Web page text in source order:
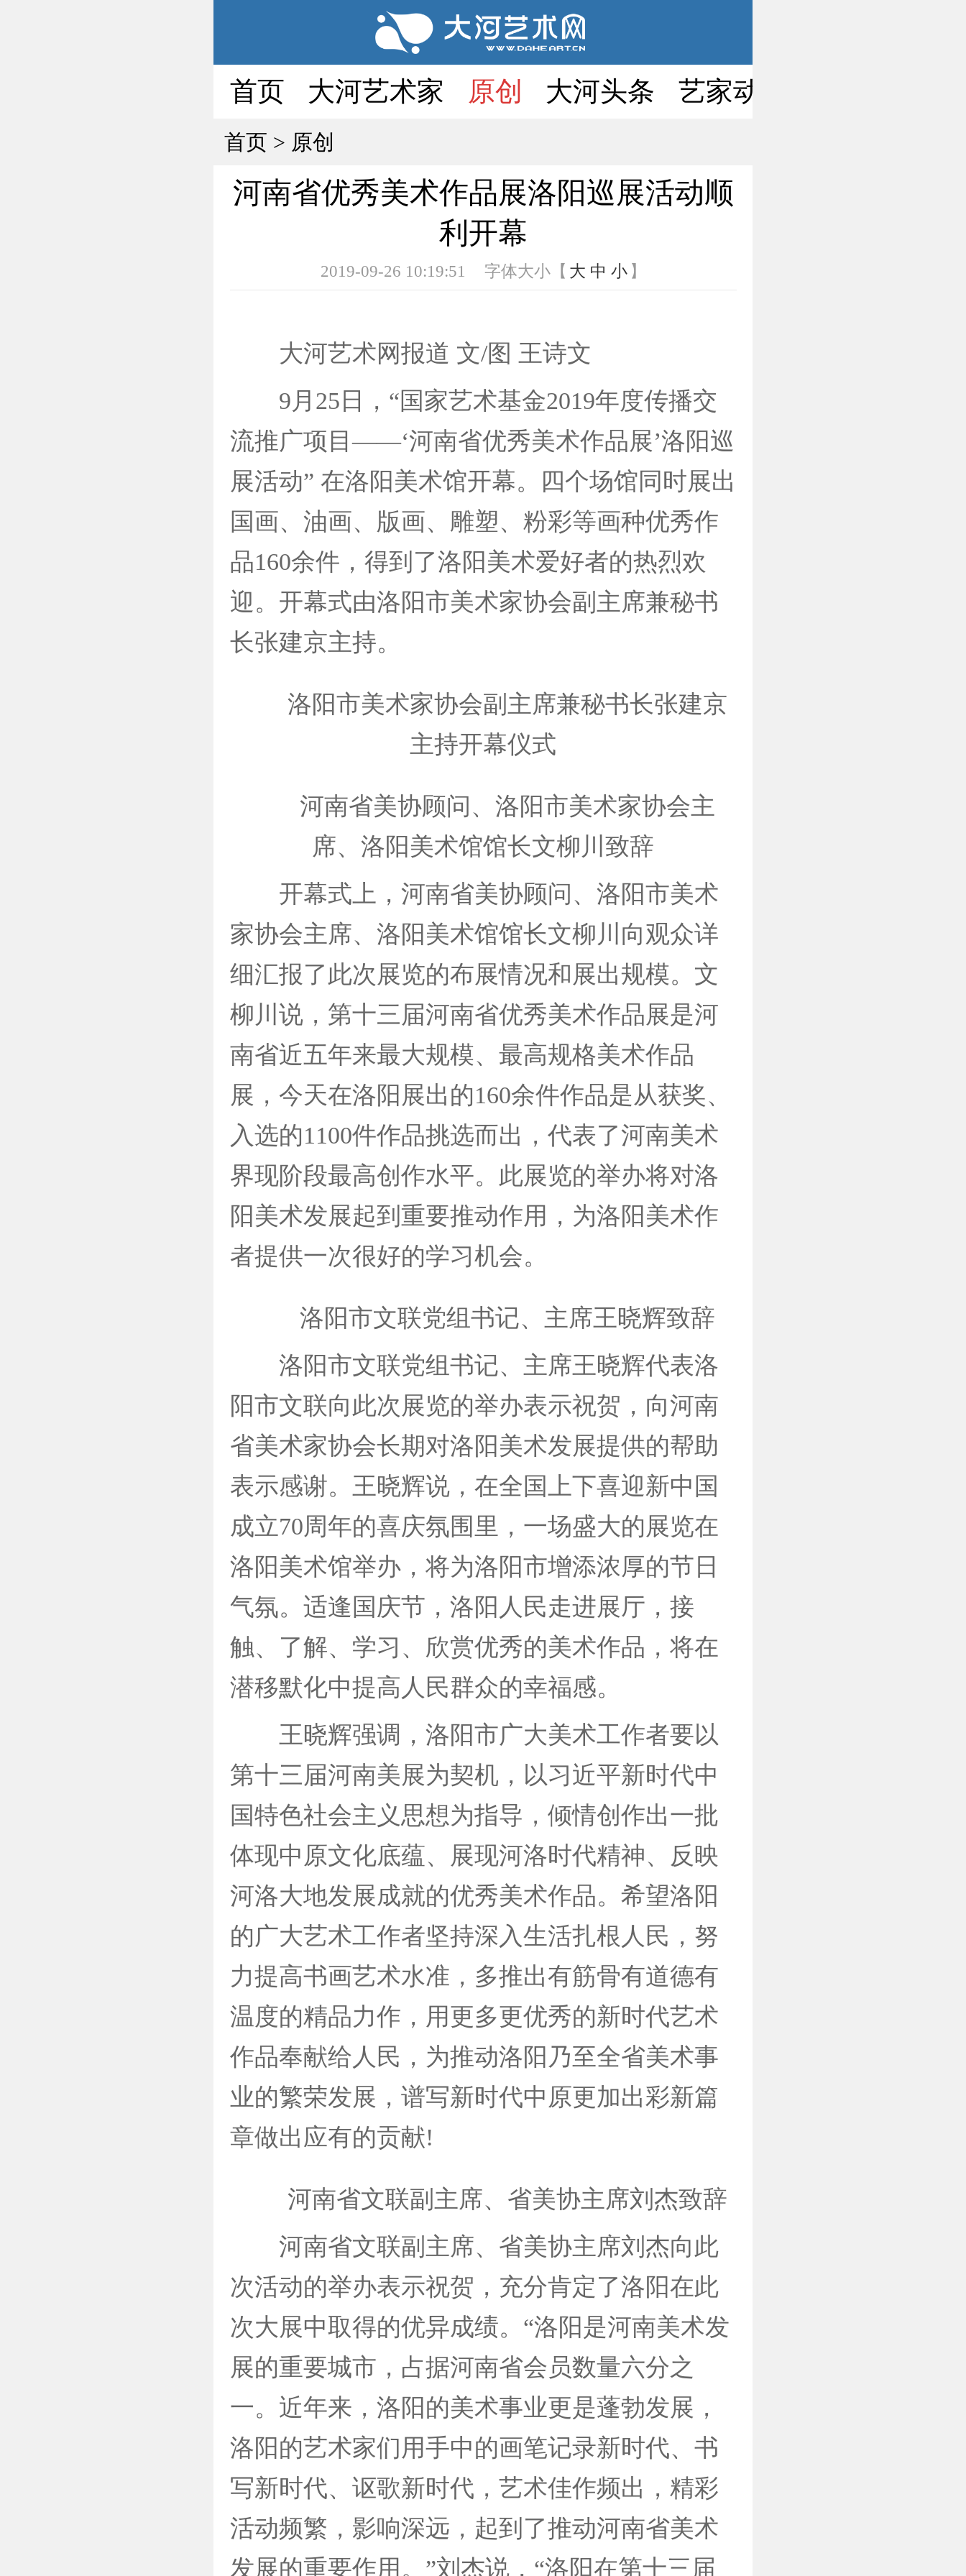
首页 大河艺术家 原创 大河头条 艺家动态
首页 > 原创
河南省优秀美术作品展洛阳巡展活动顺
利开幕
2019-09-26 10:19:51 字体大小【 大 中 小 】
大河艺术网报道 文/图 王诗文
9月25日，“国家艺术基金2019年度传播交
流推广项目——‘河南省优秀美术作品展’洛阳巡
展活动” 在洛阳美术馆开幕。四个场馆同时展出
国画、油画、版画、雕塑、粉彩等画种优秀作
品160余件，得到了洛阳美术爱好者的热烈欢
迎。开幕式由洛阳市美术家协会副主席兼秘书
长张建京主持。
洛阳市美术家协会副主席兼秘书长张建京
主持开幕仪式
河南省美协顾问、洛阳市美术家协会主
席、洛阳美术馆馆长文柳川致辞
开幕式上，河南省美协顾问、洛阳市美术
家协会主席、洛阳美术馆馆长文柳川向观众详
细汇报了此次展览的布展情况和展出规模。文
柳川说，第十三届河南省优秀美术作品展是河
南省近五年来最大规模、最高规格美术作品
展，今天在洛阳展出的160余件作品是从获奖、
入选的1100件作品挑选而出，代表了河南美术
界现阶段最高创作水平。此展览的举办将对洛
阳美术发展起到重要推动作用，为洛阳美术作
者提供一次很好的学习机会。
洛阳市文联党组书记、主席王晓辉致辞
洛阳市文联党组书记、主席王晓辉代表洛
阳市文联向此次展览的举办表示祝贺，向河南
省美术家协会长期对洛阳美术发展提供的帮助
表示感谢。王晓辉说，在全国上下喜迎新中国
成立70周年的喜庆氛围里，一场盛大的展览在
洛阳美术馆举办，将为洛阳市增添浓厚的节日
气氛。适逢国庆节，洛阳人民走进展厅，接
触、了解、学习、欣赏优秀的美术作品，将在
潜移默化中提高人民群众的幸福感。
王晓辉强调，洛阳市广大美术工作者要以
第十三届河南美展为契机，以习近平新时代中
国特色社会主义思想为指导，倾情创作出一批
体现中原文化底蕴、展现河洛时代精神、反映
河洛大地发展成就的优秀美术作品。希望洛阳
的广大艺术工作者坚持深入生活扎根人民，努
力提高书画艺术水准，多推出有筋骨有道德有
温度的精品力作，用更多更优秀的新时代艺术
作品奉献给人民，为推动洛阳乃至全省美术事
业的繁荣发展，谱写新时代中原更加出彩新篇
章做出应有的贡献!
河南省文联副主席、省美协主席刘杰致辞
河南省文联副主席、省美协主席刘杰向此
次活动的举办表示祝贺，充分肯定了洛阳在此
次大展中取得的优异成绩。“洛阳是河南美术发
展的重要城市，占据河南省会员数量六分之
一。近年来，洛阳的美术事业更是蓬勃发展，
洛阳的艺术家们用手中的画笔记录新时代、书
写新时代、讴歌新时代，艺术佳作频出，精彩
活动频繁，影响深远，起到了推动河南省美术
发展的重要作用。”刘杰说，“洛阳在第十三届